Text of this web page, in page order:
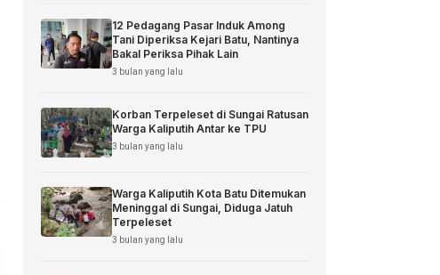
12 Pedagang Pasar Induk Among
Tani Diperiksa Kejari Batu, Nantinya
Bakal Periksa Pihak Lain
3 bulan yang lalu
Korban Terpeleset di Sungai Ratusan
Warga Kaliputih Antar ke TPU
3 bulan yang lalu
Warga Kaliputih Kota Batu Ditemukan
Meninggal di Sungai, Diduga Jatuh
Terpeleset
3 bulan yang lalu